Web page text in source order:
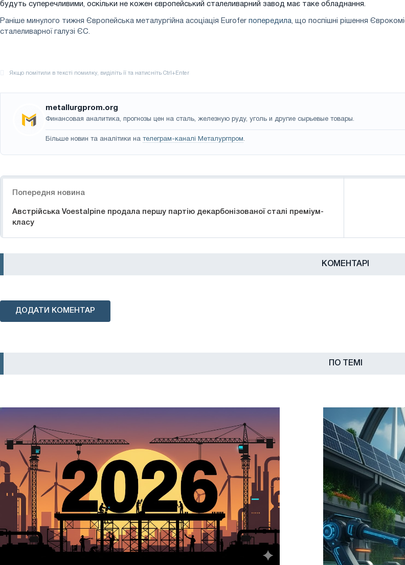
будуть суперечливими, оскільки не кожен європейський сталеливарний завод має таке обладнання.
Раніше минулого тижня Європейська металургійна асоціація Eurofer попередила, що поспішні рішення
сталеливарної галузі ЄС.
metallurgprom.org
Финансовая аналитика, прогнозы цен на сталь, железную руду, уголь и другие сырьевые товары.
Більше новин та аналітики на телеграм-каналі Металургпром.
Попередня новина
Австрійська Voestalpine продала першу партію декарбонізованої сталі преміум-
класу
КОМЕНТАРІ
ДОДАТИ КОМЕНТАР
ПО ТЕМІ